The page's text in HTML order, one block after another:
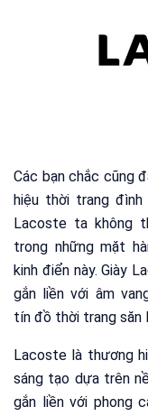
Các bạn chắc cũng
hiệu thời trang
Lacoste ta không
trong những mặt
kinh điển này. Giày
gắn liền với âm
tín đồ thời trang săn
Lacoste là thương
sáng tạo dựa trên
gắn liền với phong